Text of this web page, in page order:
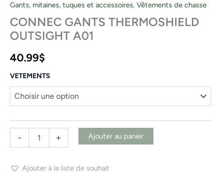
Gants, mitaines, tuques et accessoires, Vêtements de chasse
CONNEC GANTS THERMOSHIELD
OUTSIGHT A01
40.99$
VETEMENTS
- + Ajouter au panier
Ajouter à la liste de souhait